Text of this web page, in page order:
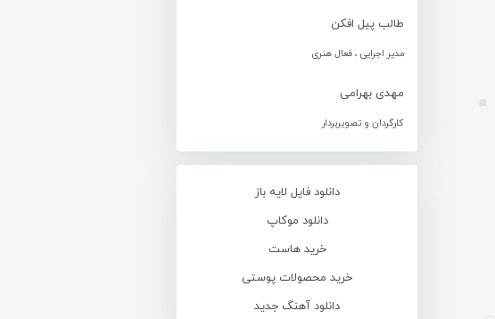
طالب پیل افکن
مدیر اجرایی ، فعال هنری
مهدی بهرامی
کارگردان و تصویربردار
دانلود فایل لایه باز
دانلود موکاپ
خرید هاست
خرید محصولات پوستی
دانلود آهنگ جدید